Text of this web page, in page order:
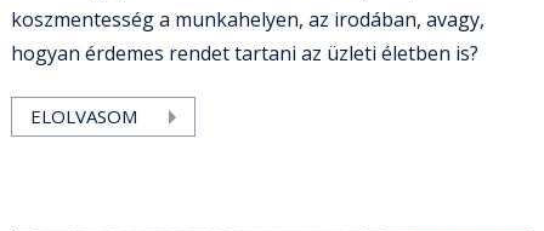
koszmentesség a munkahelyen, az irodában, avagy,
hogyan érdemes rendet tartani az üzleti életben is?
ELOLVASOM